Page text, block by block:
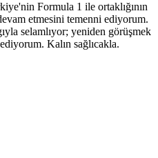
Formula 1 ile ortaklığının
etmesini temenni ediyorum.
selamlıyor; yeniden görüşmek
Kalın sağlıcakla.